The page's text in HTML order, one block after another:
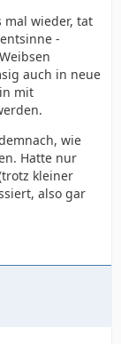
mal wieder, tat
-
auch in neue
mit
wie
Hatte nur
kleiner
also gar